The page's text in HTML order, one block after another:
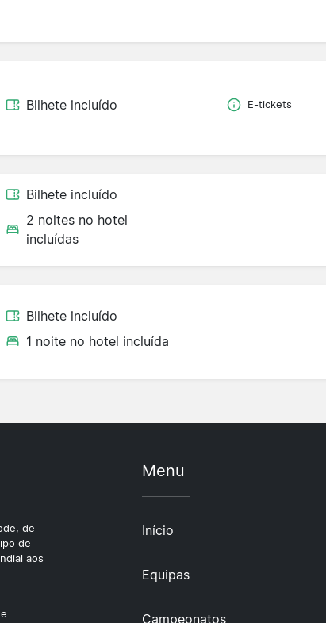
Bilhete incluído E-tickets
Bilhete incluído
2 noites no hotel
incluídas
Bilhete incluído
1 noite no hotel incluída
de
de
aos
Menu
Início
Equipas
Campeonatos